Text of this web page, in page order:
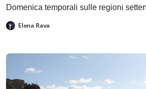
Domenica temporali sulle regioni
Elena Rava